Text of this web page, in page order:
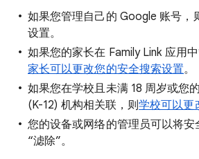
如果您管理自己的 Google 账号，
设置。
如果您的家长在 Family Link 应用
家长可以更改您的安全搜索设置。
如果您在学校且未满 18 周岁或您
(K-12) 机构相关联，则学校可以更
您的设备或网络的管理员可以将安
“滤除”。